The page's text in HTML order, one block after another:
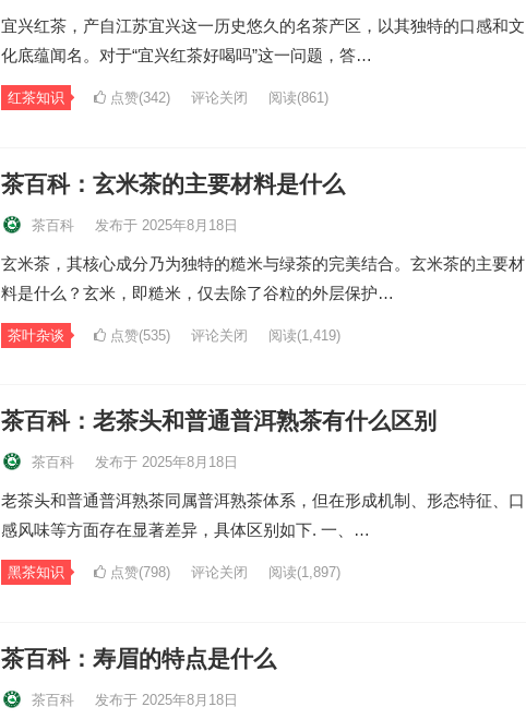
宜兴红茶，产自江苏宜兴这一历史悠久的名茶产区，以其独特的口感和文
化底蕴闻名。对于“宜兴红茶好喝吗”这一问题，答…
红茶知识 点赞(342) 评论关闭 阅读(861)
茶百科：玄米茶的主要材料是什么
茶百科 发布于 2025年8月18日
玄米茶，其核心成分乃为独特的糙米与绿茶的完美结合。玄米茶的主要材
料是什么？玄米，即糙米，仅去除了谷粒的外层保护…
茶叶杂谈 点赞(535) 评论关闭 阅读(1,419)
茶百科：老茶头和普通普洱熟茶有什么区别
茶百科 发布于 2025年8月18日
老茶头和普通普洱熟茶同属普洱熟茶体系，但在形成机制、形态特征、口
感风味等方面存在显著差异，具体区别如下. 一、…
黑茶知识 点赞(798) 评论关闭 阅读(1,897)
茶百科：寿眉的特点是什么
茶百科 发布于 2025年8月18日